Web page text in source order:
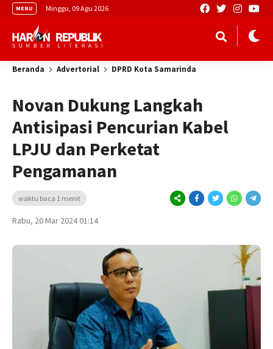
MENU Minggu, 09 Agu 2026
Beranda Advertorial DPRD Kota Samarinda
Novan Dukung Langkah
Antisipasi Pencurian Kabel
LPJU dan Perketat
Pengamanan
waktu baca 1 menit
Rabu, 20 Mar 2024 01:14